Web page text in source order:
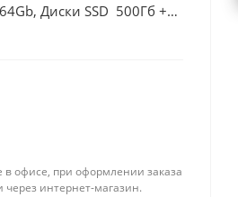
Диски SSD 500Гб +
в офисе, при оформлении заказа
через интернет-магазин.